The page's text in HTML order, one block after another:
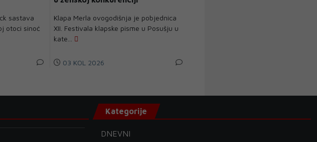
sastava
otoci sinoć
Klapa Merla ovogodišnja je pobjednica
XII. Festivala klapske pisme u Posušju u
kate...
03 KOL 2026
Kategorije
DNEVNI